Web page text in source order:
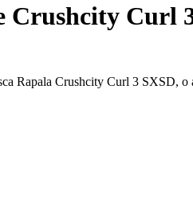
Crushcity Curl
Rapala Crushcity Curl 3 SXSD, o